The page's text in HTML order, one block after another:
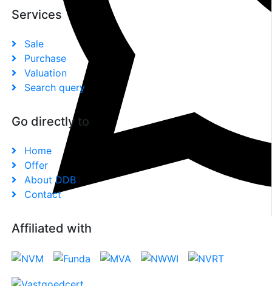
Services
Sale
Purchase
Valuation
Search query
Go directly to
Home
Offer
About DDB
Contact
Affiliated with